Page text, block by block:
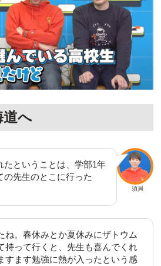
道へ
須貝
たということは、学部1年
先生のとこに行った
ね。春休みとか夏休みにザトウム
持って行くと、先生も喜んでくれ
すます勉強に熱が入ったという感